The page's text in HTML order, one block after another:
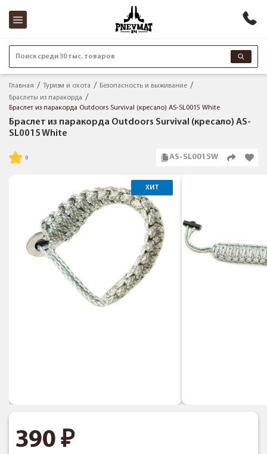
Поиск среди 30 тыс. товаров
Главная Туризм и охота
Безопасность и выживание
Браслеты из паракорда
Браслет из паракорда Outdoors Survival (кресало) AS-SL0015 White
Браслет из паракорда Outdoors Survival (кресало) AS-
SL0015 White
AS-SL0015W
ХИТ
390